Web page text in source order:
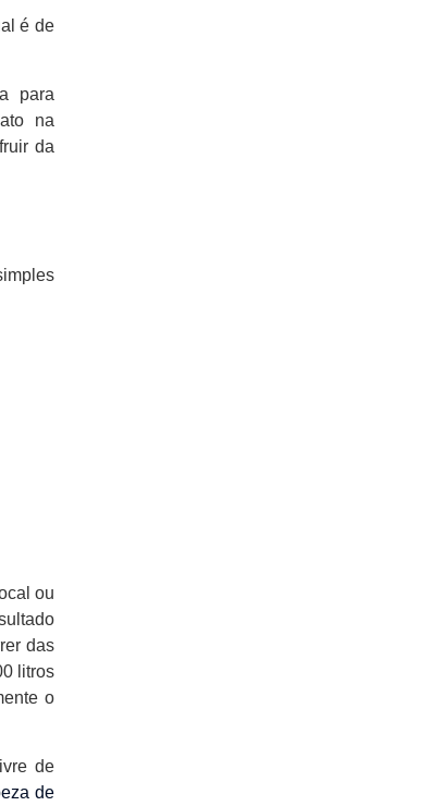
é de
para
na
da
ou
das
litros
o
de
de